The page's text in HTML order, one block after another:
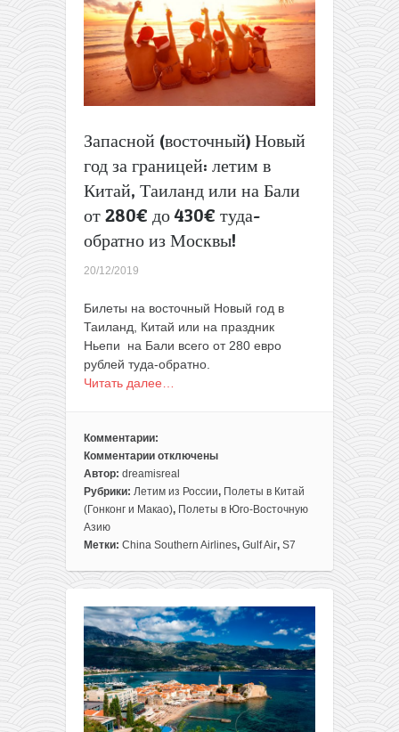
Корею
всего
от
317€
туда-
обратно
Запасной (восточный) Новый
год за границей: летим в
Китай, Таиланд или на Бали
от 280€ до 430€ туда-
обратно из Москвы!
20/12/2019
Билеты на восточный Новый год в
Таиланд, Китай или на праздник
Ньепи на Бали всего от 280 евро
рублей туда-обратно.
Читать далее…
Комментарии:
Комментарии
к
записи
Запасной
(восточный)
Новый
за
летим
в
Китай,
Таиланд
или
на
Бали
отключены
Автор: dreamisreal
Рубрики: Летим из России, Полеты в Китай
(Гонконг и Макао), Полеты в Юго-Восточную
Азию
Метки: China Southern Airlines, Gulf Air, S7